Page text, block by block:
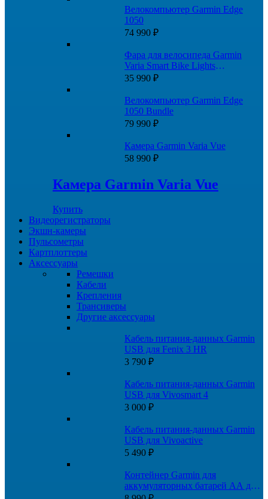
Велокомпьютер Garmin Edge
1050
74 990 ₽
Фара для велосипеда Garmin
Varia Smart Bike Lights
HL500+TL300
35 990 ₽
Велокомпьютер Garmin Edge
1050 Bundle
79 990 ₽
Камера Garmin Varia Vue
58 990 ₽
Камера Garmin Varia Vue
Купить
Видеорегистраторы
Экшн-камеры
Пульсометры
Картплоттеры
Аксессуары
Ремешки
Кабели
Крепления
Трансиверы
Другие аксессуары
Кабель питания-данных Garmin
USB для Fenix 3 HR
3 790 ₽
Кабель питания-данных Garmin
USB для Vivosmart 4
3 000 ₽
Кабель питания-данных Garmin
USB для Vivoactive
5 490 ₽
Контейнер Garmin для
аккумуляторных батарей AA для
Montana 700, 750